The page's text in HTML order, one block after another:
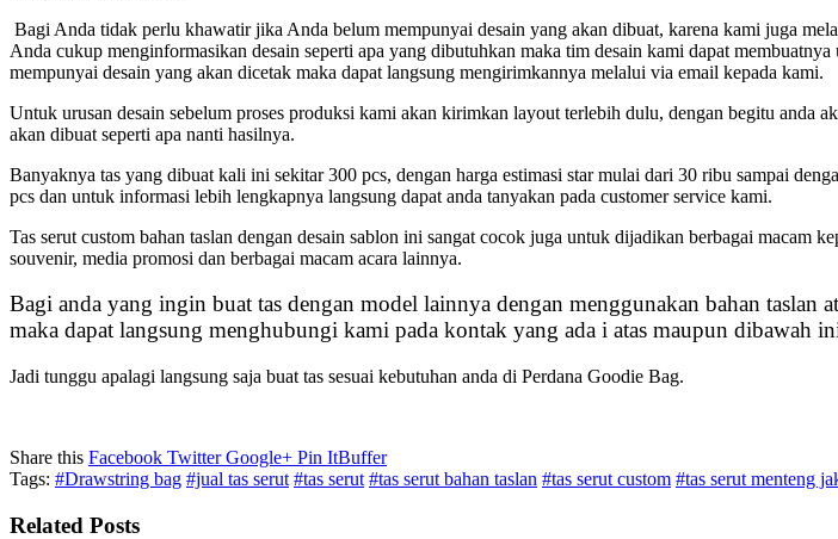
Bagi Anda tidak perlu khawatir jika Anda belum mempunyai desain yang akan dibuat, karena kami juga
Anda cukup menginformasikan desain seperti apa yang dibutuhkan maka tim desain kami dapat
mempunyai desain yang akan dicetak maka dapat langsung mengirimkannya melalui via email kepada kami.
Untuk urusan desain sebelum proses produksi kami akan kirimkan layout terlebih dulu, dengan begitu anda
akan dibuat seperti apa nanti hasilnya.
Banyaknya tas yang dibuat kali ini sekitar 300 pcs, dengan harga estimasi star mulai dari 30 ribu sampai
pcs dan untuk informasi lebih lengkapnya langsung dapat anda tanyakan pada customer service kami.
Tas serut custom bahan taslan dengan desain sablon ini sangat cocok juga untuk dijadikan berbagai macam
souvenir, media promosi dan berbagai macam acara lainnya.
Bagi anda yang ingin buat tas dengan model lainnya dengan menggunakan bahan taslan
maka dapat langsung menghubungi kami pada kontak yang ada i atas maupun dibawah
Jadi tunggu apalagi langsung saja buat tas sesuai kebutuhan anda di Perdana Goodie Bag.
Share this Facebook TwitterGoogle+ Pin ItBuffer
Tags: #Drawstring bag #jual tas serut #tas serut #tas serut bahan taslan #tas serut custom #tas serut menteng
Related Posts